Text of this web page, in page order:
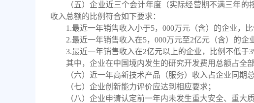
（五）企业近三个会计年度（实际经营期不满三年
收入总额的比例符合如下要求：
1.最近一年销售收入小于5，000万元（含）的企业，比
2.最近一年销售收入在5，000万元至2亿元（含）的企
3.最近一年销售收入在2亿元以上的企业，比例不低于
其中，企业在中国境内发生的研究开发费用总额占全
（六）近一年高新技术产品（服务）收入占企业同期
（七）企业创新能力评价应达到相应要求；
（八）企业申请认定前一年内未发生重大安全、重大